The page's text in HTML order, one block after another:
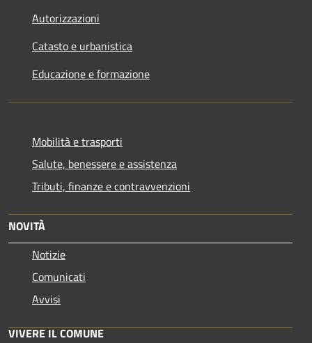
Autorizzazioni
Catasto e urbanistica
Educazione e formazione
Mobilità e trasporti
Salute, benessere e assistenza
Tributi, finanze e contravvenzioni
NOVITÀ
Notizie
Comunicati
Avvisi
VIVERE IL COMUNE